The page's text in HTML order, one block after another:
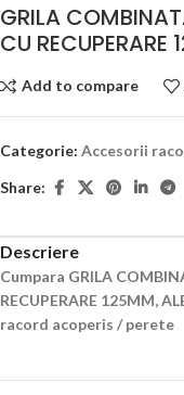
GRILA
CU
Add to compare
Categorie: Accesorii
Share:
Descriere
Cumpara GRILA
RECUPERARE 125MM,
racord acoperis / perete